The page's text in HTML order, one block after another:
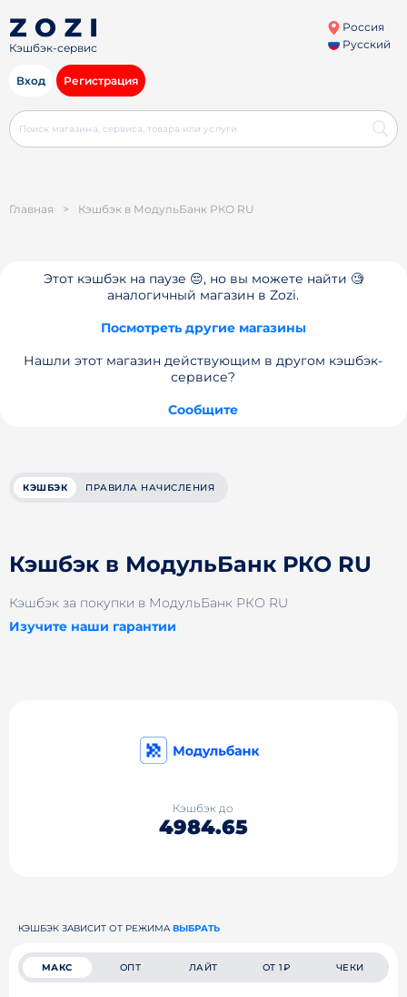
Кэшбэк-сервис
Россия
Русский
Вход Регистрация
Главная > Кэшбэк в МодульБанк РКО RU
Этот кэшбэк на паузе 😔, но вы можете найти 🧐
аналогичный магазин в Zozi.
Посмотреть другие магазины
Нашли этот магазин действующим в другом кэшбэк-
сервисе?
Сообщите
КЭШБЭК ПРАВИЛА НАЧИСЛЕНИЯ
Кэшбэк в МодульБанк РКО RU
Кэшбэк за покупки в МодульБанк РКО RU
Изучите наши гарантии
Кэшбэк до
4984.65
КЭШБЭК ЗАВИСИТ ОТ РЕЖИМА ВЫБРАТЬ
МАКС ОПТ ЛАЙТ ОТ 1₽ ЧЕКИ